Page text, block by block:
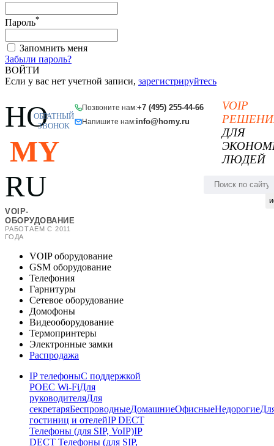
Пароль*
Запомнить меня
Забыли пароль?
ВОЙТИ
Если у вас нет учетной записи, зарегистрируйтесь
HO
MY
RU
VOIP-
ОБОРУДОВАНИЕ
РАБОТАЕМ С 2011
ГОДА
Позвоните нам:+7 (495) 255-44-66
Напишите нам:info@homy.ru
ОБРАТНЫЙ
ЗВОНОК
VOIP
ДЛЯ
ЛЮДЕЙ
VOIP оборудование
GSM оборудование
Телефония
Гарнитуры
Сетевое оборудование
Домофоны
Видеооборудование
Термопринтеры
Электронные замки
Распродажа
IP телефоныС поддержкой
POEC Wi-FiДля
руководителяДля
секретаряБеспроводныеДомашниеОфисныеНедорогие
гостиниц и отелейIP DECT
Телефоны (для SIP, VoIP)IP
DECT Телефоны (для SIP,